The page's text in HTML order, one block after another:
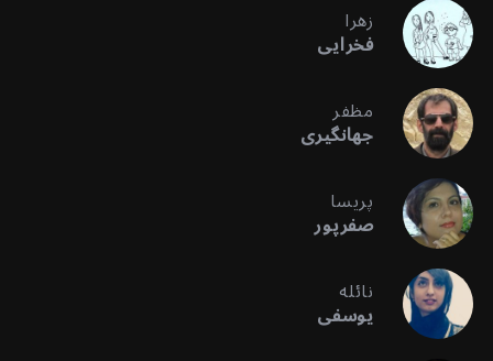
زهرا
فخرایی
مظفر
جهانگیری
پریسا
صفرپور
نائله
یوسفی